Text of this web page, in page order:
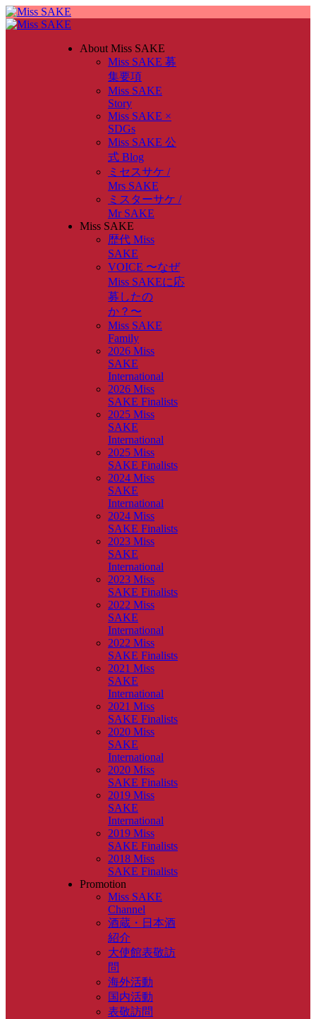
About Miss SAKE
Miss SAKE 募
集要項
Miss SAKE
Story
Miss SAKE ×
SDGs
Miss SAKE 公
式 Blog
ミセスサケ /
Mrs SAKE
ミスターサケ /
Mr SAKE
Miss SAKE
歴代 Miss
SAKE
VOICE 〜なぜ
Miss SAKEに応
募したの
か？〜
Miss SAKE
Family
2026 Miss
SAKE
International
2026 Miss
SAKE Finalists
2025 Miss
SAKE
International
2025 Miss
SAKE Finalists
2024 Miss
SAKE
International
2024 Miss
SAKE Finalists
2023 Miss
SAKE
International
2023 Miss
SAKE Finalists
2022 Miss
SAKE
International
2022 Miss
SAKE Finalists
2021 Miss
SAKE
International
2021 Miss
SAKE Finalists
2020 Miss
SAKE
International
2020 Miss
SAKE Finalists
2019 Miss
SAKE
International
2019 Miss
SAKE Finalists
2018 Miss
SAKE Finalists
Promotion
Miss SAKE
Channel
酒蔵・日本酒
紹介
大使館表敬訪
問
海外活動
国内活動
表敬訪問